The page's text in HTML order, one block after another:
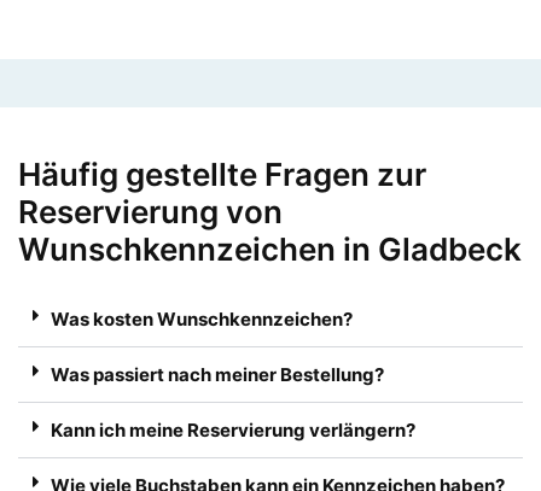
Häufig gestellte Fragen zur
Reservierung von
Wunschkennzeichen in Gladbeck
Was kosten Wunschkennzeichen?
Was passiert nach meiner Bestellung?
Kann ich meine Reservierung verlängern?
Wie viele Buchstaben kann ein Kennzeichen haben?